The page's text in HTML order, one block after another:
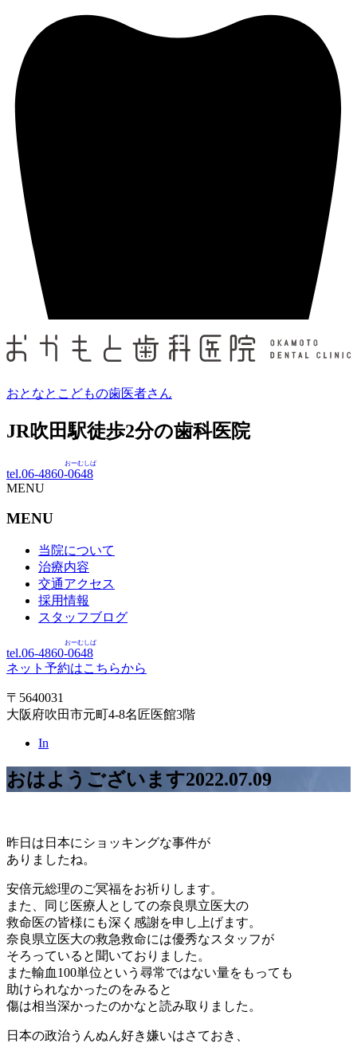
おとなとこどもの歯医者さん
JR吹田駅徒歩2分の歯科医院
tel.06-4860-0648
おーむしば
MENU
MENU
当院について
治療内容
交通アクセス
採用情報
スタッフブログ
tel.06-4860-0648
おーむしば
ネット予約はこちらから
〒5640031
大阪府吹田市元町4-8名匠医館3階
In
おはようございます2022.07.09
昨日は日本にショッキングな事件が
ありましたね。
安倍元総理のご冥福をお祈りします。
また、同じ医療人としての奈良県立医大の
救命医の皆様にも深く感謝を申し上げます。
奈良県立医大の救急救命には優秀なスタッフが
そろっていると聞いておりました。
また輸血100単位という尋常ではない量をもっても
助けられなかったのをみると
傷は相当深かったのかなと読み取りました。
日本の政治うんぬん好き嫌いはさておき、